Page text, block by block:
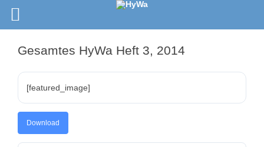
Gesamtes HyWa Heft 3, 2014
[featured_image]
Download